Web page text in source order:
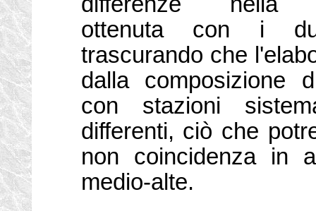
ottenuta con i
trascurando che
dalla composizione
con stazioni
differenti, ciò che
non coincidenza in
medio-alte.